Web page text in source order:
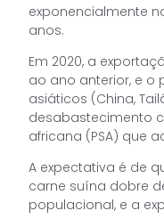
exponencialmente
anos.
Em 2020, a
ao ano anterior, e o
asiáticos (China,
desabastecimento
africana (PSA) que
A expectativa é de
carne suína dobre
populacional, e a